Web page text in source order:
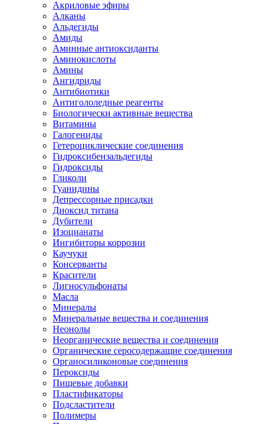
Акриловые эфиры
Алканы
Альдегиды
Амиды
Аминные антиоксиданты
Аминокислоты
Амины
Ангидриды
Антибиотики
Антигололедные реагенты
Биологически активные вещества
Витамины
Галогениды
Гетероциклические соединения
Гидроксибензальдегиды
Гидроксиды
Гликоли
Гуанидины
Депрессорные присадки
Диоксид титана
Дубители
Изоцианаты
Ингибиторы коррозии
Каучуки
Консерванты
Красители
Лигносульфонаты
Масла
Минералы
Минеральные вещества и соединения
Неонолы
Неорганические вещества и соединения
Органические серосодержащие соединения
Органосиликоновые соединения
Пероксиды
Пищевые добавки
Пластификаторы
Подсластители
Полимеры